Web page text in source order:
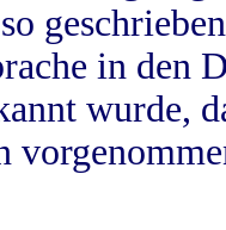
in
wurde,